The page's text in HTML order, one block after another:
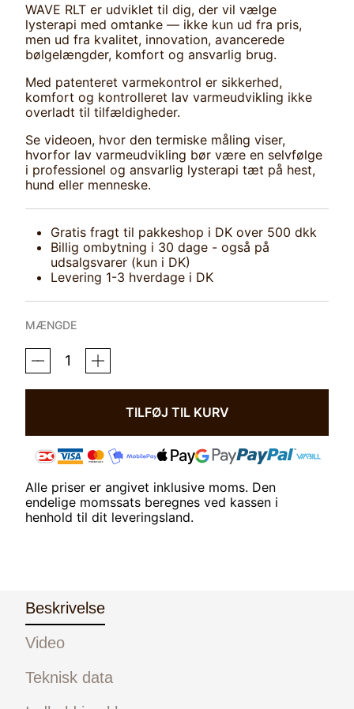
WAVE RLT er udviklet til dig, der vil vælge
lysterapi med omtanke — ikke kun ud fra pris,
men ud fra kvalitet, innovation, avancerede
bølgelængder, komfort og ansvarlig brug.
Med patenteret varmekontrol er sikkerhed,
komfort og kontrolleret lav varmeudvikling ikke
overladt til tilfældigheder.
Se videoen, hvor den termiske måling viser,
hvorfor lav varmeudvikling bør være en selvfølge
i professionel og ansvarlig lysterapi tæt på hest,
hund eller menneske.
Gratis fragt til pakkeshop i DK over 500 dkk
Billig ombytning i 30 dage - også på
udsalgsvarer (kun i DK)
Levering 1-3 hverdage i DK
MÆNGDE
WAVE
RLT
DSP
TILFØJ TIL KURV
Alle priser er angivet inklusive moms. Den
endelige momssats beregnes ved kassen i
henhold til dit leveringsland.
Beskrivelse
Video
Teknisk data